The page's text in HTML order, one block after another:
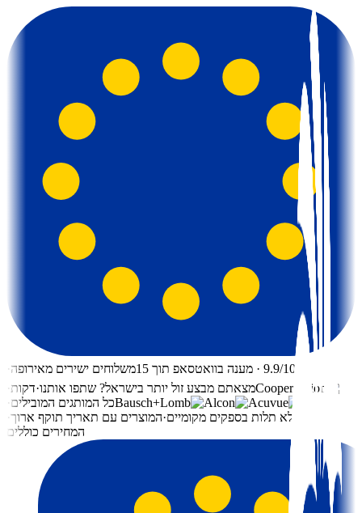
משלוחים ישירים מאירופה·
⭐ 9.9/10 · מענה בוואטסאפ תוך 15
דקות· מצאתם מבצע זול יותר בישראל? שתפו אותנו·
כל המותגים המובילים·
המוצרים עם תאריך תוקף ארוך· ללא תלות בספקים מקומיים·
המחירים כוללים